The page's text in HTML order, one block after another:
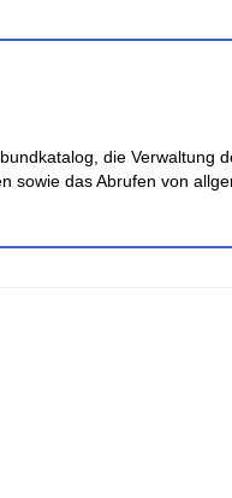
die Verwaltung
sowie das Abrufen von